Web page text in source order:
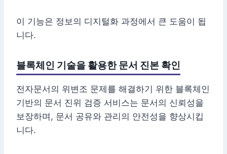
이 기능은 정보의 디지털화 과정에서 큰 도움이 됩
니다.
블록체인 기술을 활용한 문서 진본 확인
전자문서의 위변조 문제를 해결하기 위한 블록체인
기반의 문서 진위 검증 서비스는 문서의 신뢰성을
보장하며, 문서 공유와 관리의 안전성을 향상시킵
니다.